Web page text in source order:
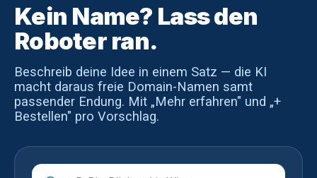
Kein Name? Lass den
Roboter ran.
Beschreib deine Idee in einem Satz — die KI
macht daraus freie Domain-Namen samt
passender Endung. Mit „Mehr erfahren" und „+
Bestellen" pro Vorschlag.